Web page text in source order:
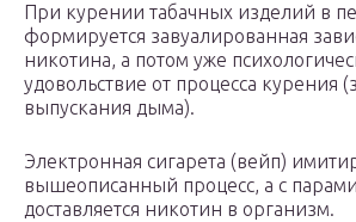
При курении табачных изделий в
формируется завуалированная
никотина, а потом уже
удовольствие от процесса курения
выпускания дыма).
Электронная сигарета (вейп)
вышеописанный процесс, а с
доставляется никотин в организм.